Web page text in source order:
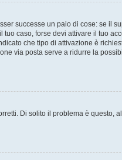
successe un paio di cose: se il
caso, forse devi attivare il tuo
che tipo di attivazione è
via posta serve a ridurre la
Di solito il problema è questo,